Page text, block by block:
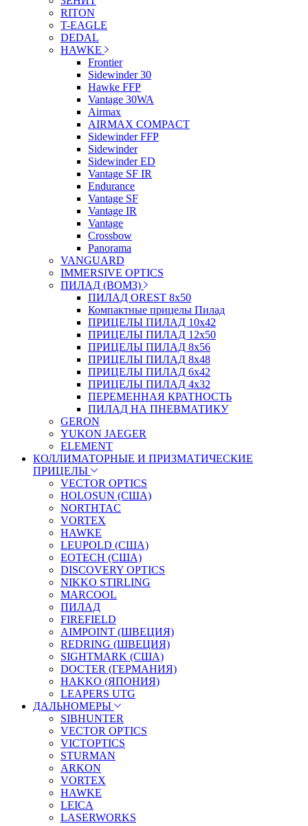
RITON
T-EAGLE
DEDAL
HAWKE
Frontier
Sidewinder 30
Hawke FFP
Vantage 30WA
Airmax
AIRMAX COMPACT
Sidewinder FFP
Sidewinder
Sidewinder ED
Vantage SF IR
Endurance
Vantage SF
Vantage IR
Vantage
Crossbow
Panorama
VANGUARD
IMMERSIVE OPTICS
ПИЛАД (ВОМЗ)
ПИЛАД OREST 8х50
Компактные прицелы Пилад
ПРИЦЕЛЫ ПИЛАД 10х42
ПРИЦЕЛЫ ПИЛАД 12х50
ПРИЦЕЛЫ ПИЛАД 8х56
ПРИЦЕЛЫ ПИЛАД 8х48
ПРИЦЕЛЫ ПИЛАД 6х42
ПРИЦЕЛЫ ПИЛАД 4х32
ПЕРЕМЕННАЯ КРАТНОСТЬ
ПИЛАД НА ПНЕВМАТИКУ
GERON
YUKON JAEGER
ELEMENT
КОЛЛИМАТОРНЫЕ И ПРИЗМАТИЧЕСКИЕ
ПРИЦЕЛЫ
VECTOR OPTICS
HOLOSUN (США)
NORTHTAC
VORTEX
HAWKE
LEUPOLD (США)
EOTECH (США)
DISCOVERY OPTICS
NIKKO STIRLING
MARCOOL
ПИЛАД
FIREFIELD
AIMPOINT (ШВЕЦИЯ)
REDRING (ШВЕЦИЯ)
SIGHTMARK (США)
DOCTER (ГЕРМАНИЯ)
HAKKO (ЯПОНИЯ)
LEAPERS UTG
ДАЛЬНОМЕРЫ
SIBHUNTER
VECTOR OPTICS
VICTOPTICS
STURMAN
ARKON
VORTEX
HAWKE
LEICA
LASERWORKS